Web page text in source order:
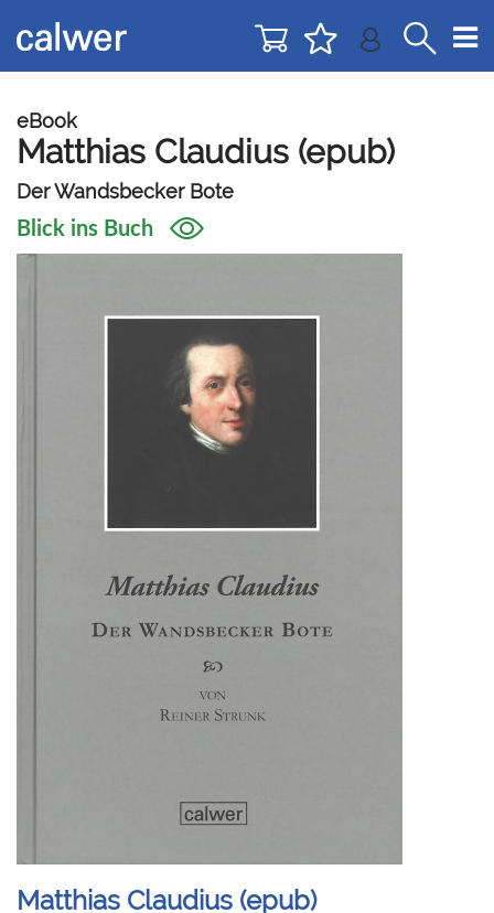
zur
Navigation
zum
Inhalt
eBook
Matthias Claudius (epub)
Der Wandsbecker Bote
Blick ins Buch
Matthias Claudius (epub)